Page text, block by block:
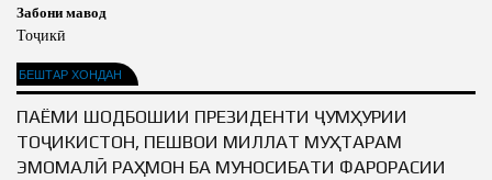
Забони мавод
Тоҷикӣ
БЕШТАР ХОНДАН
ПАЁМИ ШОДБОШИИ ПРЕЗИДЕНТИ ҶУМҲУРИИ
ТОҶИКИСТОН, ПЕШВОИ МИЛЛАТ МУҲТАРАМ
ЭМОМАЛӢ РАҲМОН БА МУНОСИБАТИ ФАРОРАСИИ